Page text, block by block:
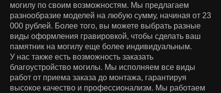
могилу по своим возможностям. Мы предлагаем
разнообразие моделей на любую сумму, начиная от 23
000 рублей. Более того, вы можете выбрать разные
виды оформления гравировкой, чтобы сделать ваш
памятник на могилу еще более индивидуальным.
У нас также есть возможность заказать
благоустройство могилы. Мы исполняем все виды
работ от приема заказа до монтажа, гарантируя
высокое качество и профессионализм. Мы работаем